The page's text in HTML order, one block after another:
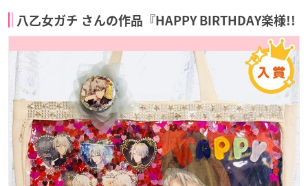
八乙女ガチ さんの作品『HAPPY BIRTHDAY楽様!!